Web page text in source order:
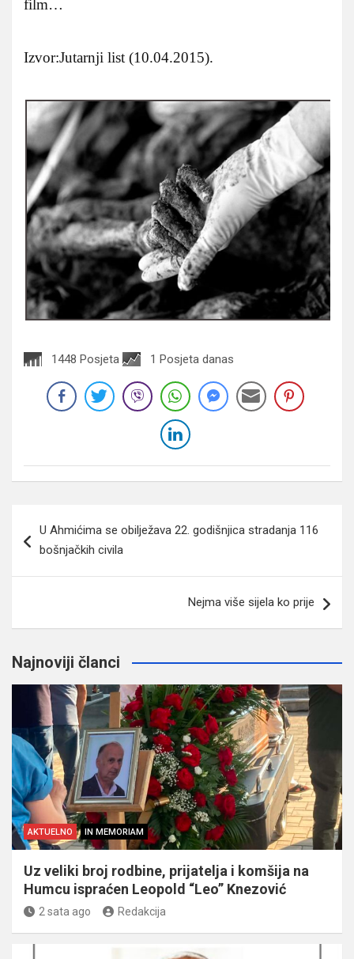
film…
Izvor:Jutarnji list (10.04.2015).
1448 Posjeta 1 Posjeta danas
članaka
U Ahmićima se obilježava 22. godišnjica stradanja 116
bošnjačkih civila
Nejma više sijela ko prije
Najnoviji članci
AKTUELNO IN MEMORIAM
Uz veliki broj rodbine, prijatelja i komšija na
Humcu ispraćen Leopold “Leo” Knezović
2 sata ago Redakcija